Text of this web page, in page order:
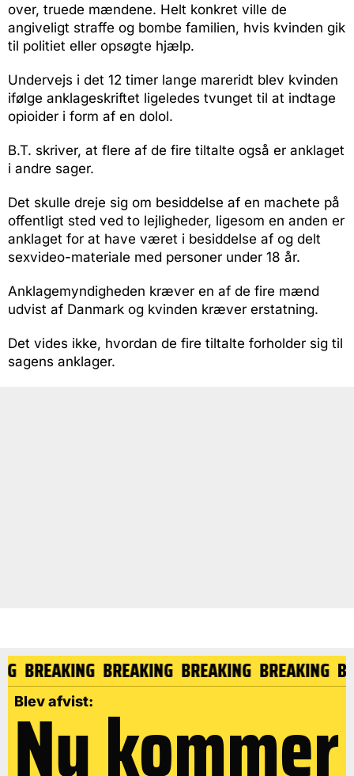
over, truede mændene. Helt konkret ville de
angiveligt straffe og bombe familien, hvis kvinden gik
til politiet eller opsøgte hjælp.
Undervejs i det 12 timer lange mareridt blev kvinden
ifølge anklageskriftet ligeledes tvunget til at indtage
opioider i form af en dolol.
B.T. skriver, at flere af de fire tiltalte også er anklaget
i andre sager.
Det skulle dreje sig om besiddelse af en machete på
offentligt sted ved to lejligheder, ligesom en anden er
anklaget for at have været i besiddelse af og delt
sexvideo-materiale med personer under 18 år.
Anklagemyndigheden kræver en af de fire mænd
udvist af Danmark og kvinden kræver erstatning.
Det vides ikke, hvordan de fire tiltalte forholder sig til
sagens anklager.
BREAKING BREAKING BREAKING BREAKING
Blev afvist:
Nu kommer